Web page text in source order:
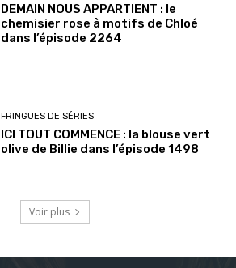
DEMAIN NOUS APPARTIENT : le
chemisier rose à motifs de Chloé
dans l’épisode 2264
FRINGUES DE SÉRIES
ICI TOUT COMMENCE : la blouse vert
olive de Billie dans l’épisode 1498
Voir plus